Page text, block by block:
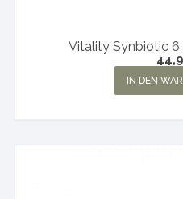
Vitality Synbiotic
IN DEN